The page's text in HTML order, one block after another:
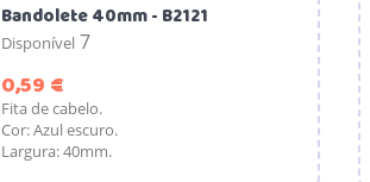
Bandolete 40mm - B2121
Disponível 7
0,59 €
Fita de cabelo.
Cor: Azul escuro.
Largura: 40mm.